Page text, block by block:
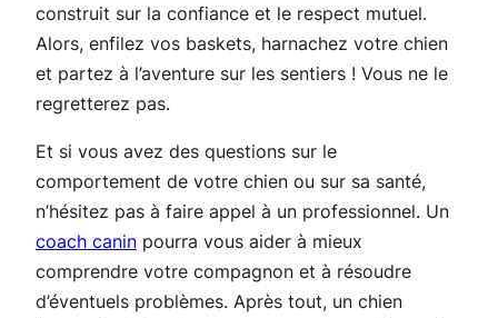
construit sur la confiance et le respect mutuel.
Alors, enfilez vos baskets, harnachez votre chien
et partez à l’aventure sur les sentiers ! Vous ne le
regretterez pas.
Et si vous avez des questions sur le
comportement de votre chien ou sur sa santé,
n’hésitez pas à faire appel à un professionnel. Un
coach canin pourra vous aider à mieux
comprendre votre compagnon et à résoudre
d’éventuels problèmes. Après tout, un chien